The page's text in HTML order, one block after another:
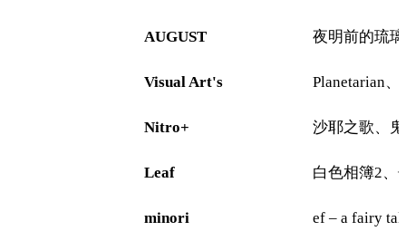
AUGUST 夜明前的琉
Visual Art's Planetarian
Nitro+ 沙耶之歌、
Leaf 白色相簿2、
minori ef – a fairy